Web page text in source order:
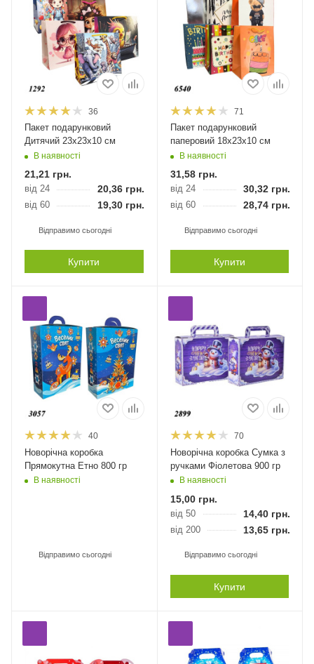
36
Пакет подарунковий
Дитячий 23х23х10 см
В наявності
21,21 грн.
від 24 20,36 грн.
від 60 19,30 грн.
Відправимо сьогодні
Купити
71
Пакет подарунковий
паперовий 18х23х10 см
В наявності
31,58грн.
від 24 30,32грн.
від 60 28,74грн.
Відправимо сьогодні
Купити
40
Новорічна коробка
Прямокутна Етно 800 гр
В наявності
Відправимо сьогодні
70
Новорічна коробка Сумка з
ручками Фіолетова 900 гр
В наявності
15,00грн.
від 50 14,40грн.
від 200 13,65грн.
Відправимо сьогодні
Купити